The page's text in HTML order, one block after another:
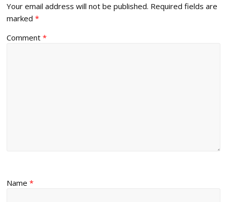
Your email address will not be published. Required fields are
marked*
Comment*
Name*